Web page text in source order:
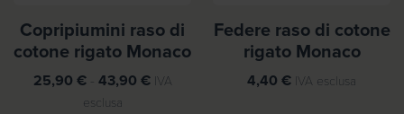
z
o
z
o
Copripiumini raso di
cotone rigato Monaco
25,90 € - 43,90 €FIVA
esclusa
Federe raso di cotone
rigato Monaco
4,40 € IVA esclusa